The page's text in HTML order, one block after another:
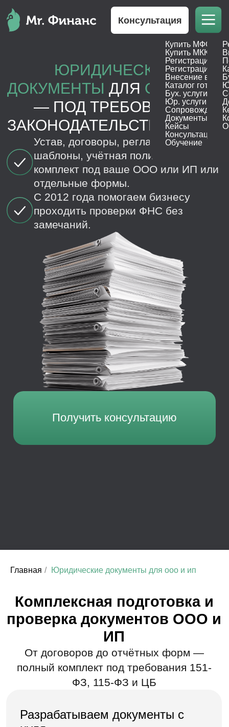
Купить МФО
Купить МКК
Регистрация
Регистрация
Внесение в
Каталог готовых
Бух. услуги
Юр. услуги
Сопровождение
Документы
Кейсы
Консультация
Обучение
ДОКУМЕНТЫДЛЯОООИ
ИП
— ПОД ТРЕБОВАНИЯ
ЗАКОНОДАТЕЛЬСТВА И ФНС
Устав, договоры, регламенты,
шаблоны, учётная политика —
комплект под ваше ООО или ИП или
отдельные формы.
С 2012 года помогаем бизнесу
проходить проверки ФНС без
замечаний.
Получить консультацию
Главная / Юридические документы для ооо и ип
нуля
устав, договоры, учётная политика,
регламенты, приказы, положения по
Проверяем действующие
документы
соответствие Налоговому кодексу РФ,
Трудовому кодексу, требованиям ФНС и
другим нормативным актам.
Актуализируем под изменения
следим за новыми законами и
требованиями ФНС, корректируем